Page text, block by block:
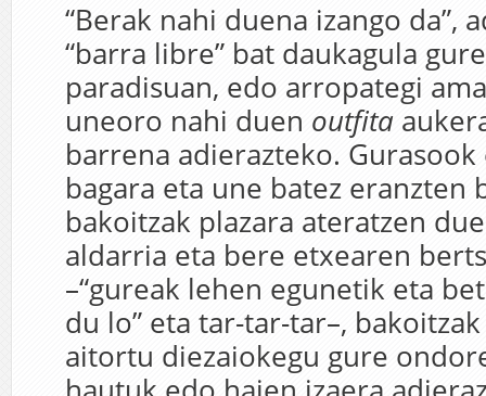
“Berak nahi duena izango da”,
“barra libre” bat daukagula
paradisuan, edo arropategi
uneoro nahi duen outfita
barrena adierazteko.
bagara eta une batez eranzten
bakoitzak plazara ateratzen
aldarria eta bere etxearen
–“gureak lehen egunetik eta
du lo” eta tar-tar-tar–,
aitortu diezaiokegu gure